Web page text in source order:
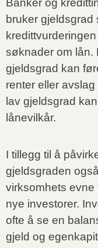
Banker og
bruker gjeldsgrad
søknader om lån.
gjeldsgrad kan
renter eller
lav gjeldsgrad
lånevilkår.
I tillegg til å
gjeldsgraden
virksomhets evne
nye investorer.
ofte å se en
gjeld og